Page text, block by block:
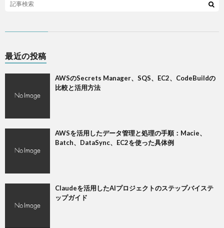
最近の投稿
AWSのSecrets Manager、SQS、EC2、CodeBuildの
比較と活用方法
AWSを活用したデータ管理と処理の手順：Macie、
Batch、DataSync、EC2を使った具体例
Claudeを活用したAIプロジェクトのステップバイステ
ップガイド